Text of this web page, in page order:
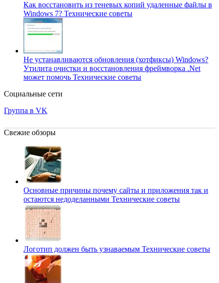
Как восстановить из теневых копий удаленные файлы в
Windows 7? Технические советы
Не устанавливаются обновления (хотфиксы) Windows?
Утилита очистки и восстановления фреймворка .Net
может помочь Технические советы
Социальные сети
Группа в VK
Свежие обзоры
Основные причины почему сайты и приложения так и
остаются недоделанными Технические советы
Логотип должен быть узнаваемым Технические советы